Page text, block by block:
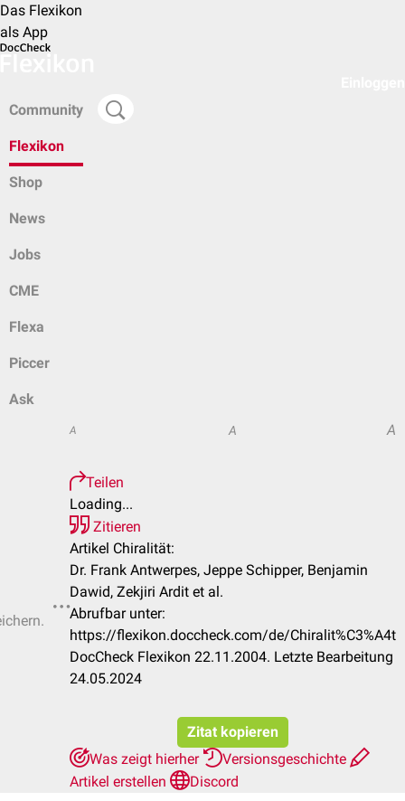
Das Flexikon
als App
Community
Flexikon
Shop
News
Jobs
CME
Flexa
Piccer
Ask
A A A
Teilen
Loading...
Zitieren
Artikel Chiralität:
Dr. Frank Antwerpes, Jeppe Schipper, Benjamin
Dawid, Zekjiri Ardit et al.
Abrufbar unter:
https://flexikon.doccheck.com/de/Chiralit%C3%A4t
DocCheck Flexikon 22.11.2004. Letzte Bearbeitung
24.05.2024
Zitat kopieren
Was zeigt hierher
Versionsgeschichte
Artikel erstellen
Discord